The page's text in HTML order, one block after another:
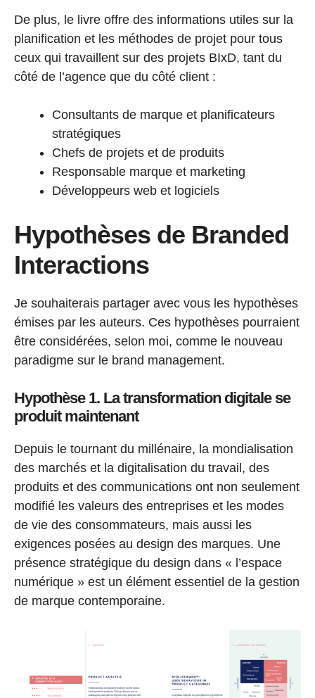
De plus, le livre offre des informations utiles sur la
planification et les méthodes de projet pour tous
ceux qui travaillent sur des projets BIxD, tant du
côté de l’agence que du côté client :
Consultants de marque et planificateurs
stratégiques
Chefs de projets et de produits
Responsable marque et marketing
Développeurs web et logiciels
Hypothèses de Branded
Interactions
Je souhaiterais partager avec vous les hypothèses
émises par les auteurs. Ces hypothèses pourraient
être considérées, selon moi, comme le nouveau
paradigme sur le brand management.
Hypothèse 1. La transformation digitale se
produit maintenant
Depuis le tournant du millénaire, la mondialisation
des marchés et la digitalisation du travail, des
produits et des communications ont non seulement
modifié les valeurs des entreprises et les modes
de vie des consommateurs, mais aussi les
exigences posées au design des marques. Une
présence stratégique du design dans « l’espace
numérique » est un élément essentiel de la gestion
de marque contemporaine.